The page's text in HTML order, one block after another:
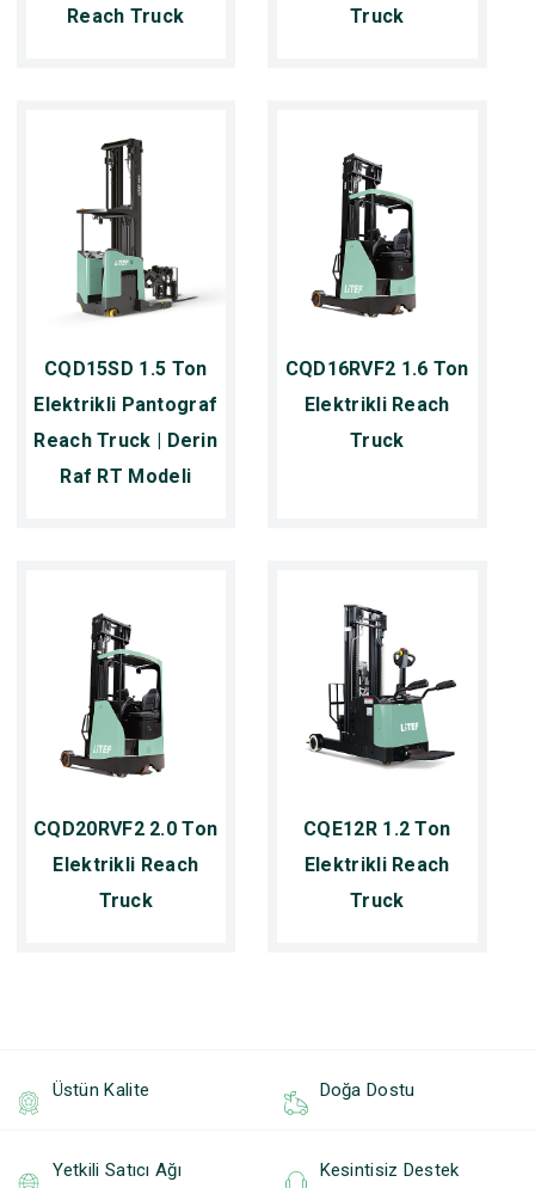
Reach Truck
Truck
CQD15SD 1.5 Ton
Elektrikli Pantograf
Reach Truck | Derin
Raf RT Modeli
CQD16RVF2 1.6 Ton
Elektrikli Reach
Truck
CQD20RVF2 2.0 Ton
Elektrikli Reach
Truck
CQE12R 1.2 Ton
Elektrikli Reach
Truck
Üstün Kalite Doğa Dostu
Yetkili Satıcı Ağı Kesintisiz Destek